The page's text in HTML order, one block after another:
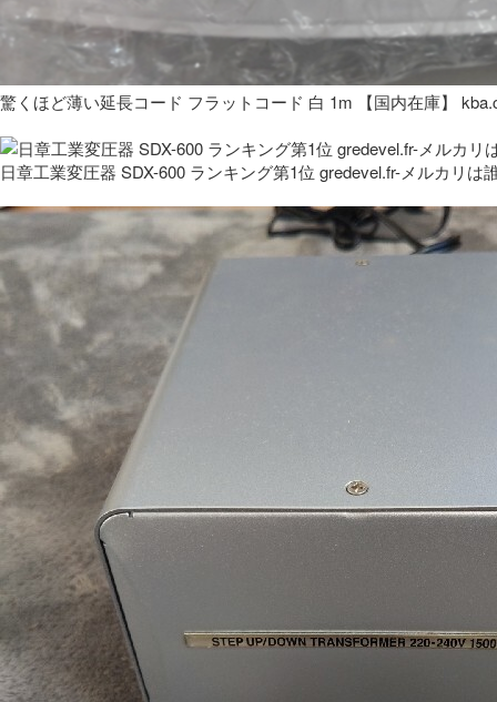
驚くほど薄い延長コード フラットコード 白 1m 【国内在庫】
日章工業変圧器 SDX-600 ランキング第1位 gredevel.fr-メルカリは